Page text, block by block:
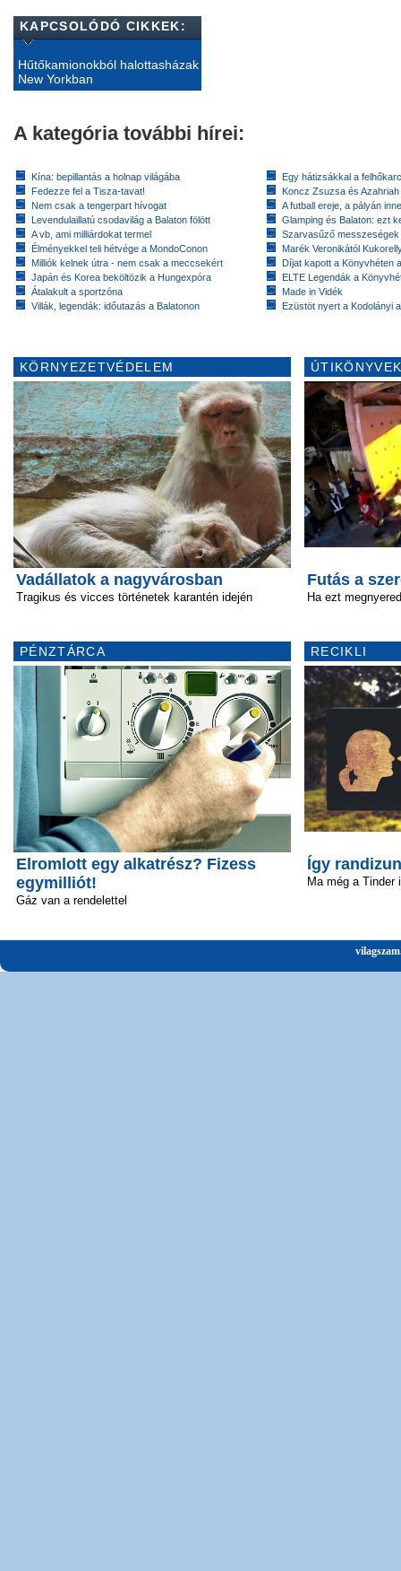
KAPCSOLÓDÓ CIKKEK:
Hűtőkamionokból halottasházak
New Yorkban
A kategória további hírei:
Kína: bepillantás a holnap világába
Fedezze fel a Tisza-tavat!
Nem csak a tengerpart hívogat
Levendulaillatú csodavilág a Balaton fölött
A vb, ami milliárdokat termel
Élményekkel teli hétvége a MondoConon
Milliók kelnek útra - nem csak a meccsekért
Japán és Korea beköltözik a Hungexpóra
Átalakult a sportzóna
Villák, legendák: időutazás a Balatonon
Egy hátizsákkal a
Koncz Zsuzsa és
A futball ereje, a pályán
Glamping és Balaton: ezt
Szarvasűző messzeségek
Marék Veronikától
Díjat kapott a Könyvhéten
ELTE Legendák a
Made in Vidék
Ezüstöt nyert a Kodolányi
KÖRNYEZETVÉDELEM
Vadállatok a nagyvárosban
Tragikus és vicces történetek karantén idején
PÉNZTÁRCA
Elromlott egy alkatrész? Fizess
egymilliót!
Gáz van a rendelettel
Futás a
Ha ezt
RECIKLI
Így
Ma még a Tinder